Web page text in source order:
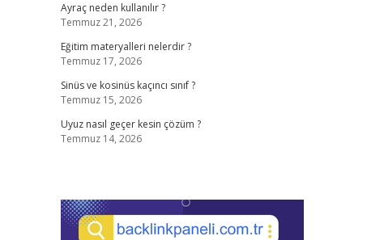
Ayraç neden kullanılır ?
Temmuz 21, 2026
Eğitim materyalleri nelerdir ?
Temmuz 17, 2026
Sinüs ve kosinüs kaçıncı sınıf ?
Temmuz 15, 2026
Uyuz nasıl geçer kesin çözüm ?
Temmuz 14, 2026